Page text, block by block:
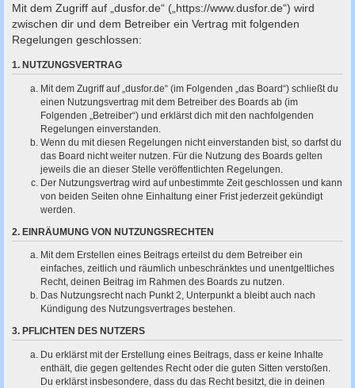
Mit dem Zugriff auf „dusfor.de“ („https://www.dusfor.de“) wird
zwischen dir und dem Betreiber ein Vertrag mit folgenden
Regelungen geschlossen:
1. NUTZUNGSVERTRAG
Mit dem Zugriff auf „dusfor.de“ (im Folgenden „das Board“) schließt du
einen Nutzungsvertrag mit dem Betreiber des Boards ab (im
Folgenden „Betreiber“) und erklärst dich mit den nachfolgenden
Regelungen einverstanden.
Wenn du mit diesen Regelungen nicht einverstanden bist, so darfst du
das Board nicht weiter nutzen. Für die Nutzung des Boards gelten
jeweils die an dieser Stelle veröffentlichten Regelungen.
Der Nutzungsvertrag wird auf unbestimmte Zeit geschlossen und kann
von beiden Seiten ohne Einhaltung einer Frist jederzeit gekündigt
werden.
2. EINRÄUMUNG VON NUTZUNGSRECHTEN
Mit dem Erstellen eines Beitrags erteilst du dem Betreiber ein
einfaches, zeitlich und räumlich unbeschränktes und unentgeltliches
Recht, deinen Beitrag im Rahmen des Boards zu nutzen.
Das Nutzungsrecht nach Punkt 2, Unterpunkt a bleibt auch nach
Kündigung des Nutzungsvertrages bestehen.
3. PFLICHTEN DES NUTZERS
Du erklärst mit der Erstellung eines Beitrags, dass er keine Inhalte
enthält, die gegen geltendes Recht oder die guten Sitten verstoßen.
Du erklärst insbesondere, dass du das Recht besitzt, die in deinen